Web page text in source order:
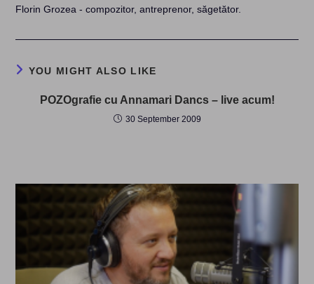
Florin Grozea - compozitor, antreprenor, săgetător.
YOU MIGHT ALSO LIKE
POZOgrafie cu Annamari Dancs – live acum!
30 September 2009